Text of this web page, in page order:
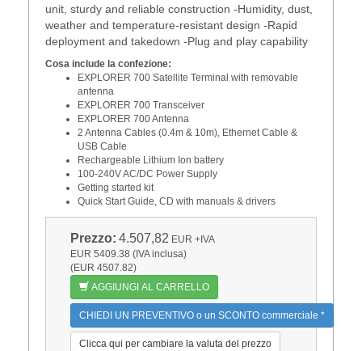
unit, sturdy and reliable construction -Humidity, dust,
weather and temperature-resistant design -Rapid
deployment and takedown -Plug and play capability
Cosa include la confezione:
EXPLORER 700 Satellite Terminal with removable
antenna
EXPLORER 700 Transceiver
EXPLORER 700 Antenna
2 Antenna Cables (0.4m & 10m), Ethernet Cable &
USB Cable
Rechargeable Lithium Ion battery
100-240V AC/DC Power Supply
Getting started kit
Quick Start Guide, CD with manuals & drivers
Prezzo: 4.507,82 EUR +IVA
EUR 5409.38 (IVA inclusa)
(EUR 4507.82)
AGGIUNGI AL CARRELLO
CHIEDI UN PREVENTIVO o un SCONTO commerciale *
Clicca qui per cambiare la valuta del prezzo